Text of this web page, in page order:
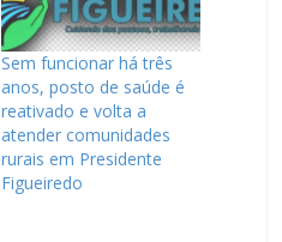
Sem funcionar há três
anos, posto de saúde é
reativado e volta a
atender comunidades
rurais em Presidente
Figueiredo